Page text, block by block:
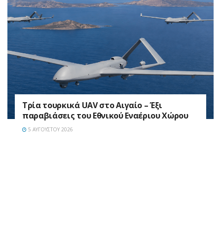
Τρία τουρκικά UAV στο Αιγαίο – Έξι
παραβιάσεις του Εθνικού Εναέριου Χώρου
5 ΑΥΓΟΎΣΤΟΥ 2026